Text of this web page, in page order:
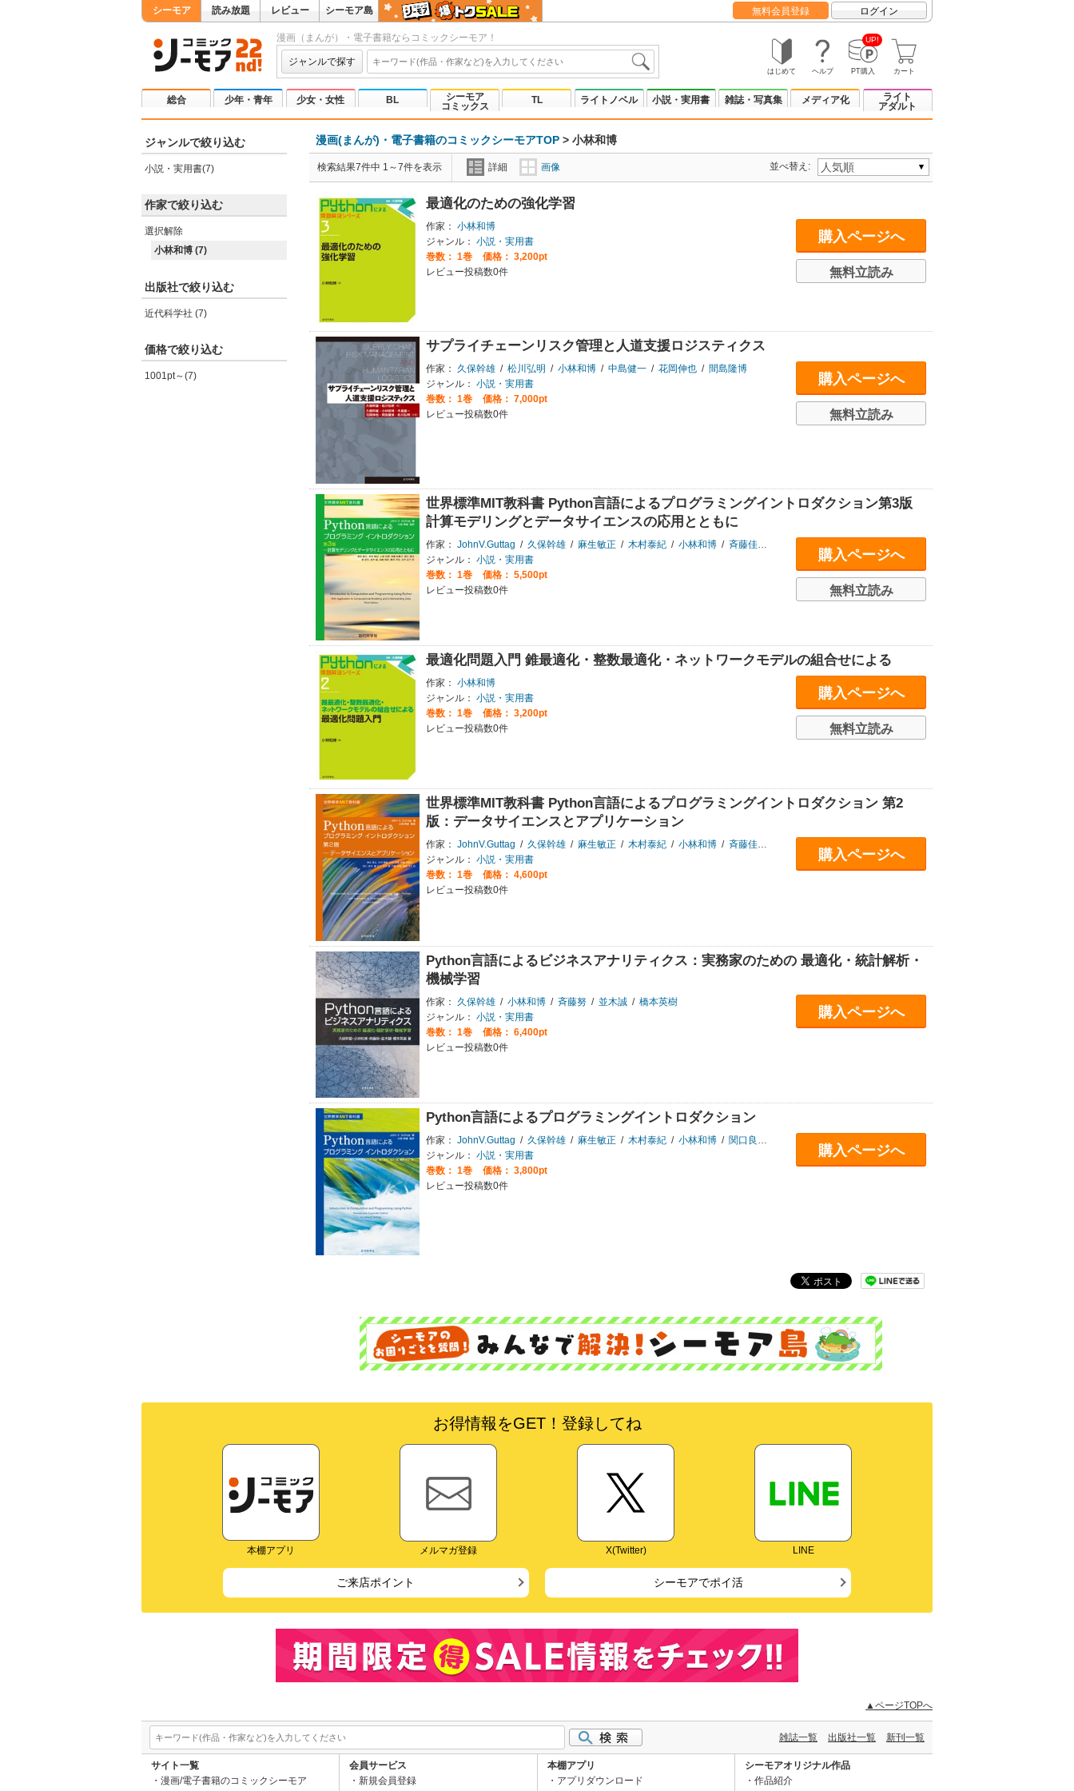
シーモア 読み放題 レビュー シーモア島 無料会員登録 ログイン
漫画（まんが）・電子書籍ならコミックシーモア！
ジャンルで探す
はじめて ヘルプ
UP!
PT購入 カート
総合 少年・青年 少女・女性 BL
シーモア
コミックス
TL ライトノベル 小説・実用書 雑誌・写真集 メディア化
ライト
アダルト
ジャンルで絞り込む
小説・実用書(7)
作家で絞り込む
選択解除
小林和博 (7)
出版社で絞り込む
近代科学社 (7)
価格で絞り込む
1001pt～(7)
漫画(まんが)・電子書籍のコミックシーモアTOP > 小林和博
検索結果7件中 1～7件を表示 詳細 画像 並べ替え:
最適化のための強化学習
作家： 小林和博
ジャンル： 小説・実用書
巻数： 1巻
価格： 3,200pt
レビュー投稿数0件
購入ページへ
無料立読み
サプライチェーンリスク管理と人道支援ロジスティクス
作家： 久保幹雄 / 松川弘明 / 小林和博 / 中島健一 / 花岡伸也 / 間島隆博
ジャンル： 小説・実用書
巻数： 1巻
価格： 7,000pt
レビュー投稿数0件
購入ページへ
無料立読み
世界標準MIT教科書 Python言語によるプログラミングイントロダクション第3版
計算モデリングとデータサイエンスの応用とともに
作家： JohnV.Guttag / 久保幹雄 / 麻生敏正 / 木村泰紀 / 小林和博 / 斉藤佳鶴子 関口良行 鄭金花
ジャンル： 小説・実用書
巻数： 1巻
価格： 5,500pt
レビュー投稿数0件
購入ページへ
無料立読み
最適化問題入門 錐最適化・整数最適化・ネットワークモデルの組合せによる
作家： 小林和博
ジャンル： 小説・実用書
巻数： 1巻
価格： 3,200pt
レビュー投稿数0件
購入ページへ
無料立読み
世界標準MIT教科書 Python言語によるプログラミングイントロダクション 第2
版：データサイエンスとアプリケーション
作家： JohnV.Guttag / 久保幹雄 / 麻生敏正 / 木村泰紀 / 小林和博 / 斉藤佳鶴子ほか
ジャンル： 小説・実用書
巻数： 1巻
価格： 4,600pt
レビュー投稿数0件
購入ページへ
Python言語によるビジネスアナリティクス：実務家のための 最適化・統計解析・
機械学習
作家： 久保幹雄 / 小林和博 / 斉藤努 / 並木誠 / 橋本英樹
ジャンル： 小説・実用書
巻数： 1巻
価格： 6,400pt
レビュー投稿数0件
購入ページへ
Python言語によるプログラミングイントロダクション
作家： JohnV.Guttag / 久保幹雄 / 麻生敏正 / 木村泰紀 / 小林和博 / 関口良行
藤原洋志
ジャンル： 小説・実用書
巻数： 1巻
価格： 3,800pt
レビュー投稿数0件
購入ページへ
お得情報をGET！登録してね
本棚アプリ メルマガ登録 X(Twitter) LINE
ご来店ポイント シーモアでポイ活
▲ページTOPへ
雑誌一覧 出版社一覧 新刊一覧
サイト一覧
漫画/電子書籍のコミックシーモア
会員サービス
新規会員登録
本棚アプリ
アプリダウンロード
シーモアオリジナル作品
作品紹介